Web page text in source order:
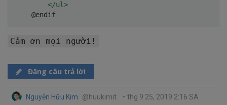
</ul>
Cảm ơn mọi người!
Đăng câu trả lời
Nguyễn Hữu Kim @huukimit • thg 9 25, 2019 2:16 SA